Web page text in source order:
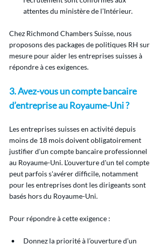
attentes du ministère de l’Intérieur.
Chez Richmond Chambers Suisse, nous
proposons des packages de politiques RH sur
mesure pour aider les entreprises suisses à
répondre à ces exigences.
3. Avez-vous un compte bancaire
d’entreprise au Royaume-Uni ?
Les entreprises suisses en activité depuis
moins de 18 mois doivent obligatoirement
justifier d'un compte bancaire professionnel
au Royaume-Uni. L'ouverture d'un tel compte
peut parfois s'avérer difficile, notamment
pour les entreprises dont les dirigeants sont
basés hors du Royaume-Uni.
Pour répondre à cette exigence :
Donnez la priorité à l’ouverture d’un